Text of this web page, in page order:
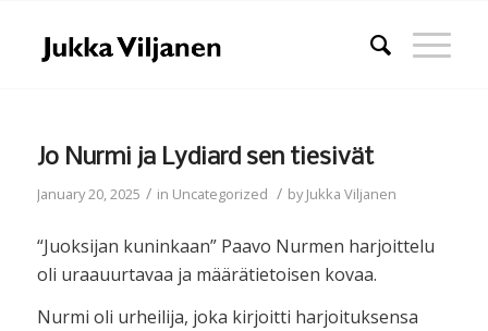
Jo Nurmi ja Lydiard sen tiesivät
January 20, 2025 / in Uncategorized / byJukka Viljanen
“Juoksijan kuninkaan” Paavo Nurmen harjoittelu
oli uraauurtavaa ja määrätietoisen kovaa.
Nurmi oli urheilija, joka kirjoitti harjoituksensa